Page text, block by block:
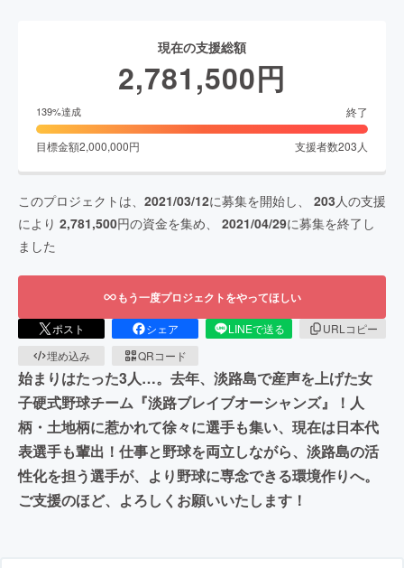
現在の支援総額
2,781,500円
139%達成 終了
目標金額2,000,000円 支援者数203 人
このプロジェクトは、 2021/03/12に募集を開始し、 203 人の支援
により 2,781,500円の資金を集め、 2021/04/29に募集を終了し
ました
もう一度プロジェクトをやってほしい
ポスト シェア LINEで送る
URLコピー
埋め込み
QRコード
始まりはたった3人…。去年、淡路島で産声を上げた女
子硬式野球チーム『淡路ブレイブオーシャンズ』！人
柄・土地柄に惹かれて徐々に選手も集い、現在は日本代
表選手も輩出！仕事と野球を両立しながら、淡路島の活
性化を担う選手が、より野球に専念できる環境作りへ。
ご支援のほど、よろしくお願いいたします！